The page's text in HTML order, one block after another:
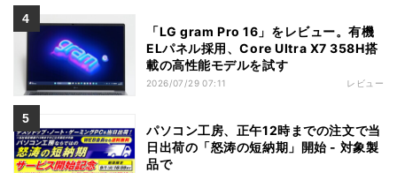
「LG gram Pro 16」をレビュー。有機
ELパネル採用、Core Ultra X7 358H搭
載の高性能モデルを試す
2026/07/29 07:11 レビュー
パソコン工房、正午12時までの注文で当
日出荷の「怒涛の短納期」開始 - 対象製
品で